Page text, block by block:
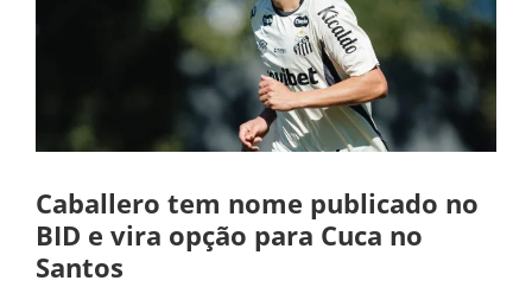
Caballero tem nome publicado no
BID e vira opção para Cuca no
Santos